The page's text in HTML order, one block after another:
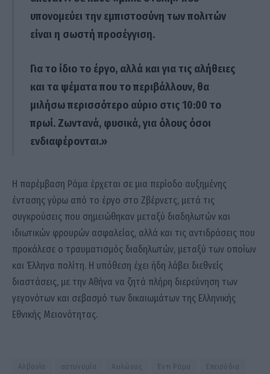
υπονομεύει την εμπιστοσύνη των πολιτών
είναι η σωστή προσέγγιση.
Για το ίδιο το έργο, αλλά και για τις αλήθειες
και τα ψέματα που το περιβάλλουν, θα
μιλήσω περισσότερο αύριο στις 10:00 το
πρωί. Ζωντανά, φυσικά, για όλους όσοι
ενδιαφέρονται.»
Η παρέμβαση Ράμα έρχεται σε μια περίοδο αυξημένης
έντασης γύρω από το έργο στο Ζβέρνετς, μετά τις
συγκρούσεις που σημειώθηκαν μεταξύ διαδηλωτών και
ιδιωτικών φρουρών ασφαλείας, αλλά και τις αντιδράσεις που
προκάλεσε ο τραυματισμός διαδηλωτών, μεταξύ των οποίων
και Έλληνα πολίτη. Η υπόθεση έχει ήδη λάβει διεθνείς
διαστάσεις, με την Αθήνα να ζητά πλήρη διερεύνηση των
γεγονότων και σεβασμό των δικαιωμάτων της Ελληνικής
Εθνικής Μειονότητας.
Αλβανία αστυνομία Αυλώνας Έντι Ράμα Επεισόδια